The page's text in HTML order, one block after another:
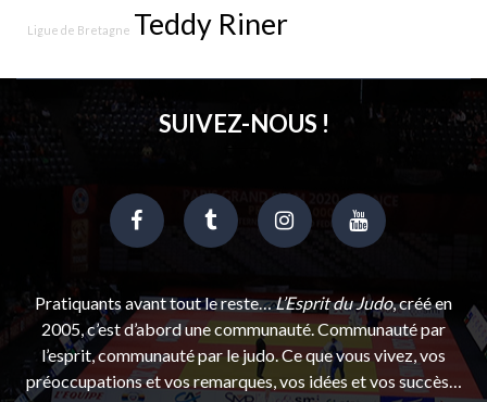
Ligue de Bretagne Teddy Riner
SUIVEZ-NOUS !
Pratiquants avant tout le reste…L’Esprit du Judo, créé en
2005, c’est d’abord une communauté. Communauté par
l’esprit, communauté par le judo. Ce que vous vivez, vos
préoccupations et vos remarques, vos idées et vos succès…